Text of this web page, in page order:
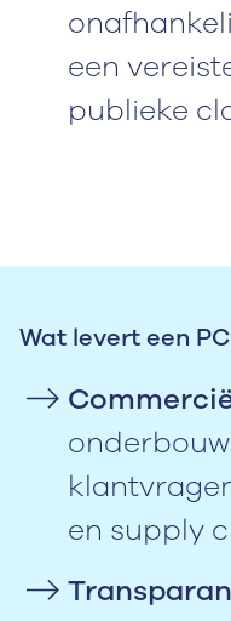
een
publieke
Wat levert een
en supply